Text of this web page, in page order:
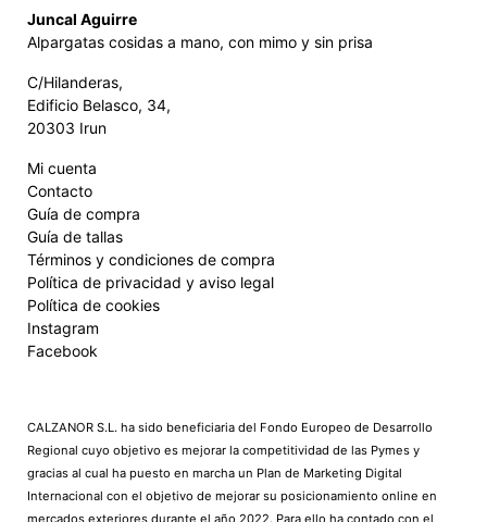
Juncal Aguirre
Alpargatas cosidas a mano, con mimo y sin prisa
C/Hilanderas,
Edificio Belasco, 34,
20303 Irun
Mi cuenta
Contacto
Guía de compra
Guía de tallas
Términos y condiciones de compra
Política de privacidad y aviso legal
Política de cookies
Instagram
Facebook
CALZANOR S.L. ha sido beneficiaria del Fondo Europeo de Desarrollo
Regional cuyo objetivo es mejorar la competitividad de las Pymes y
gracias al cual ha puesto en marcha un Plan de Marketing Digital
Internacional con el objetivo de mejorar su posicionamiento online en
mercados exteriores durante el año 2022. Para ello ha contado con el